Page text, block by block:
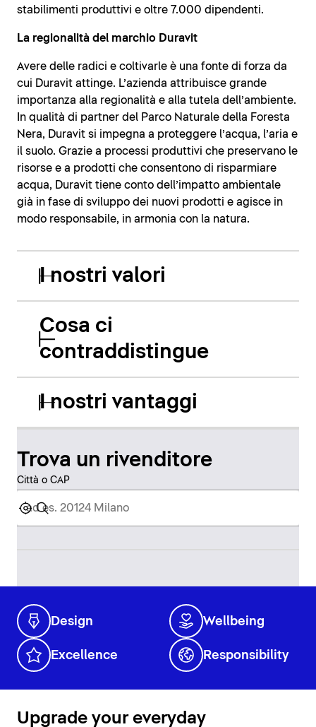
stabilimenti produttivi e oltre 7.000 dipendenti.
La regionalità del marchio Duravit
Avere delle radici e coltivarle è una fonte di forza da
cui Duravit attinge. L’azienda attribuisce grande
importanza alla regionalità e alla tutela dell’ambiente.
In qualità di partner del Parco Naturale della Foresta
Nera, Duravit si impegna a proteggere l’acqua, l’aria e
il suolo. Grazie a processi produttivi che preservano le
risorse e a prodotti che consentono di risparmiare
acqua, Duravit tiene conto dell’impatto ambientale
già in fase di sviluppo dei nuovi prodotti e agisce in
modo responsabile, in armonia con la natura.
I nostri valori
Cosa ci
contraddistingue
I nostri vantaggi
Trova un rivenditore
Città o CAP
Design Wellbeing
Excellence Responsibility
Upgrade your everyday